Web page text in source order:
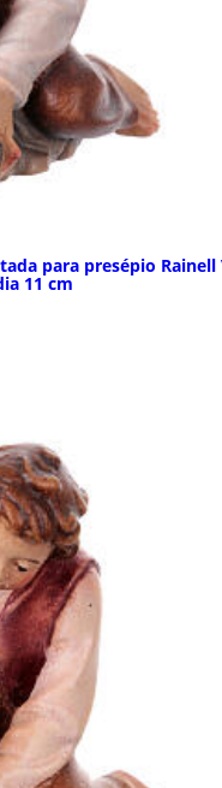
para presépio Rainell
11 cm